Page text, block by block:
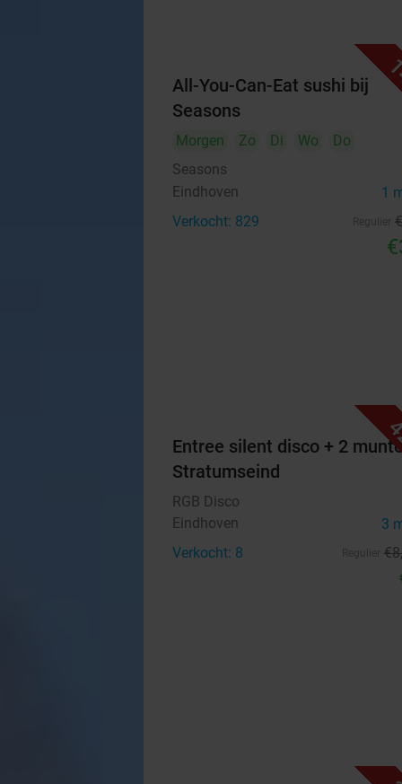
All-You-Can-Eat sushi bij
Seasons
Morgen Zo Di Wo
Do
Seasons
Eindhoven 1
Verkocht: 829
Entree silent disco + 2
Stratumseind
RGB Disco
Eindhoven
3
Verkocht: 8 €8